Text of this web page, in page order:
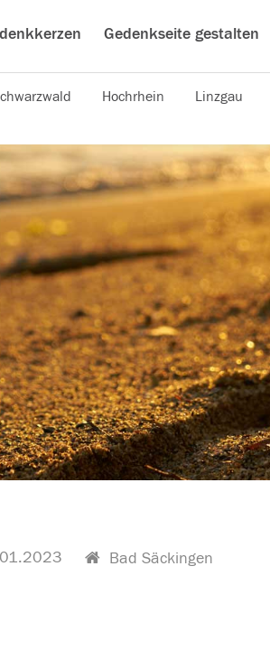
Gedenkseite gestalten
Hochrhein Linzgau
Bad Säckingen